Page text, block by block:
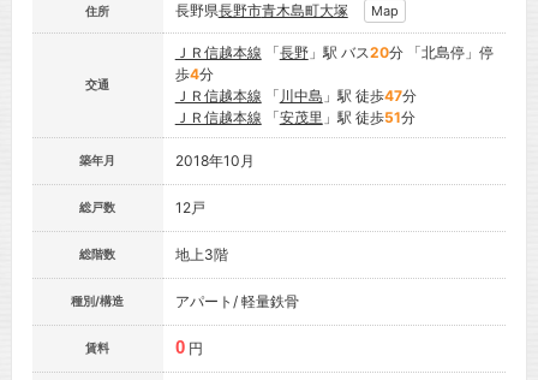
住所 長野県長野市青木島町大塚 Map
交通
ＪＲ信越本線 「長野」駅 バス20分 「北島停」停
歩4分
ＪＲ信越本線 「 川中島 」駅 徒歩47分
ＪＲ信越本線 「安茂里 」駅 徒歩51分
築年月 2018年10月
総戸数 12戸
総階数 地上3階
種別/構造 アパート/ 軽量鉄骨
賃料 0 円